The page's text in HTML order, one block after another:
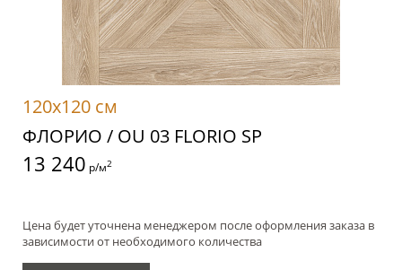
120x120 см
ФЛОРИО / OU 03 FLORIO SP
13 240 р/м2
Цена будет уточнена менеджером после оформления заказа в
зависимости от необходимого количества